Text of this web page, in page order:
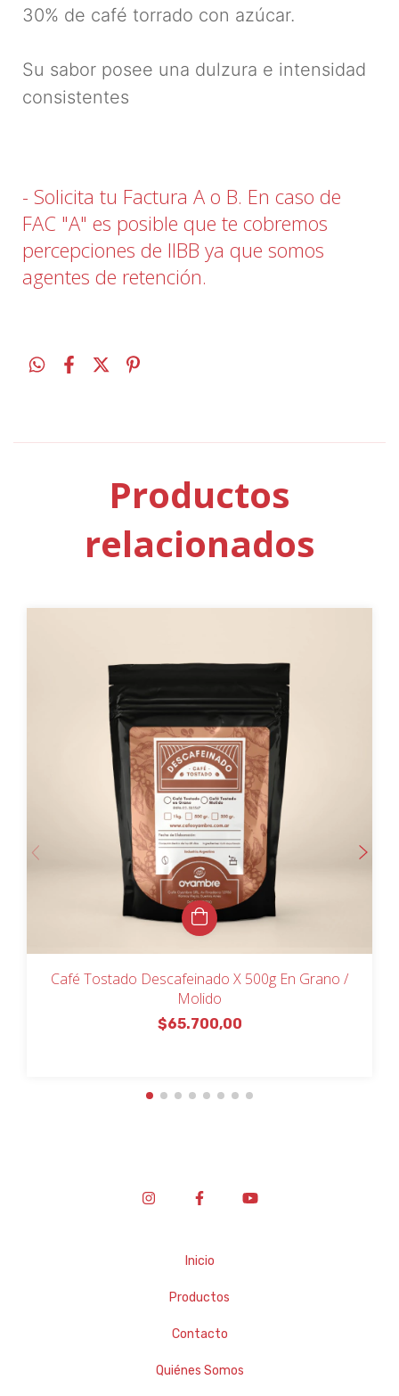
30% de café torrado con azúcar.
Su sabor posee una dulzura e intensidad
consistentes
- Solicita tu Factura A o B. En caso de
FAC "A" es posible que te cobremos
percepciones de IIBB ya que somos
agentes de retención.
Productos
relacionados
Café Tostado Descafeinado X 500g En Grano /
Molido
$65.700,00
Inicio
Productos
Contacto
Quiénes Somos